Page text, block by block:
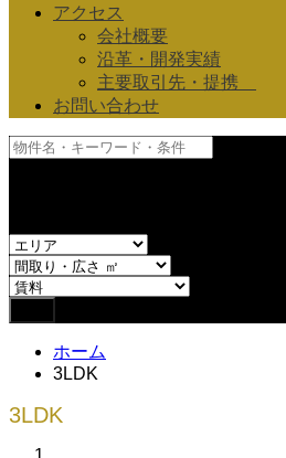
アクセス
会社概要
沿革・開発実績
主要取引先・提携
お問い合わせ
ホーム
3LDK
3LDK